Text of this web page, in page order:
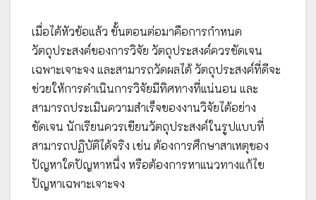
เมื่อได้หัวข้อแล้ว ขั้นตอนต่อมาคือการกำหนด
วัตถุประสงค์ของการวิจัย วัตถุประสงค์ควรชัดเจน
เฉพาะเจาะจง และสามารถวัดผลได้ วัตถุประสงค์ที่ดีจะ
ช่วยให้การดำเนินการวิจัยมีทิศทางที่แน่นอน และ
สามารถประเมินความสำเร็จของงานวิจัยได้อย่าง
ชัดเจน นักเรียนควรเขียนวัตถุประสงค์ในรูปแบบที่
สามารถปฏิบัติได้จริง เช่น ต้องการศึกษาสาเหตุของ
ปัญหาใดปัญหาหนึ่ง หรือต้องการหาแนวทางแก้ไข
ปัญหาเฉพาะเจาะจง